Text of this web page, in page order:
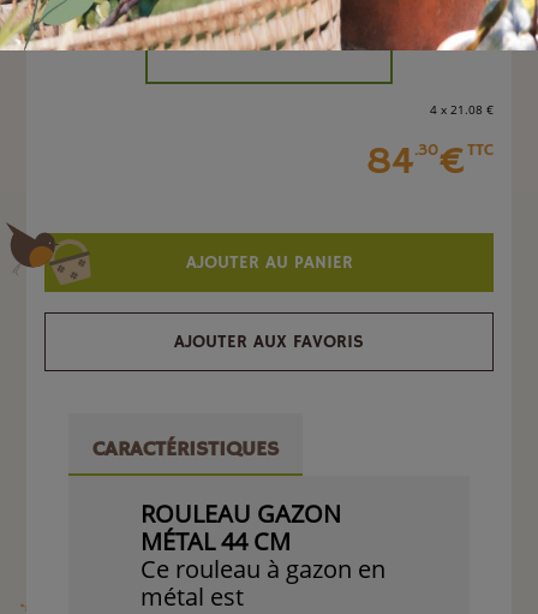
-
4 x 21 .08 €
84.30€TTC
AJOUTER AU PANIER
AJOUTER AUX FAVORIS
CARACTÉRISTIQUES
ROULEAU GAZON
MÉTAL 44 CM
Ce rouleau à gazon en
métal est